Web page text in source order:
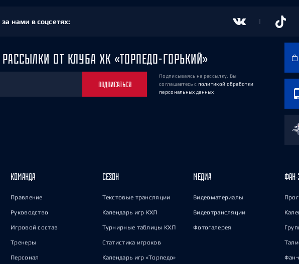
нами в соцсетях:
ОТ КЛУБА ХК «ТОРПЕДО-ГОРЬКИЙ»
ПОДПИСАТЬСЯ
Подписываясь на рассылку, Вы
соглашаетесь с политикой обработки
персональных данных
КОМАНДА
Правление
Руководство
Игровой состав
Тренеры
Персонал
СЕЗОН
Текстовые трансляции
Календарь игр КХЛ
Турнирные таблицы КХЛ
Статистика игроков
Календарь игр «Торпедо»
МЕДИА
Видеоматериалы
Видеотрансляции
Фотогалерея
ФАН-
Фан-